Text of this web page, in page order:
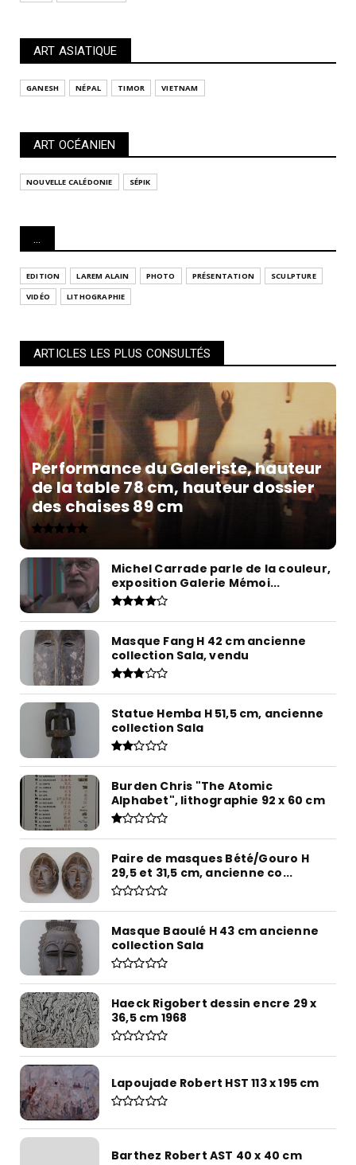
ART ASIATIQUE
GANESH NÉPAL TIMOR VIETNAM
ART OCÉANIEN
NOUVELLE CALÉDONIE SÉPIK
...
EDITION LAREM ALAIN PHOTO PRÉSENTATION
SCULPTURE
VIDÉO
LITHOGRAPHIE
ARTICLES LES PLUS CONSULTÉS
Performance du Galeriste, hauteur
de la table 78 cm, hauteur dossier
des chaises 89 cm
Michel Carrade parle de la couleur,
exposition Galerie Mémoi...
Masque Fang H 42 cm ancienne
collection Sala, vendu
Statue Hemba H 51,5 cm, ancienne
collection Sala
Burden Chris "The Atomic
Alphabet", lithographie 92 x 60 cm
Paire de masques Bété/Gouro H
29,5 et 31,5 cm, ancienne co...
Masque Baoulé H 43 cm ancienne
collection Sala
Haeck Rigobert dessin encre 29 x
36,5 cm 1968
Lapoujade Robert HST 113 x 195 cm
Barthez Robert AST 40 x 40 cm